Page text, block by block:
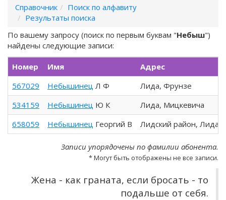
Справочник
Поиск по алфавиту
Результаты поиска
По вашему запросу (поиск по первым буквам "Небыш")
найдены следующие записи:
Номер Имя
Адрес
567029
Небышинец Л Ф
Лида, Фрунзе
534159
Небышинец Ю К
Лида, Мицкевича
658059
Небышинец Георгий В Лидский район, Лида
Записи упорядочены по фамилии абонента.
* Могут быть отображены не все записи.
Жена - как граната, если бросать - то
подальше от себя.